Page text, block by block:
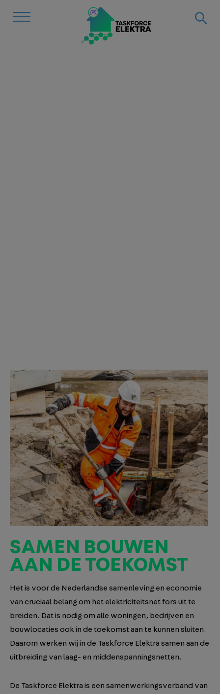
SAMEN BOUWEN
AAN DE TOEKOMST
Het is voor de Nederlandse samenleving en economie
van cruciaal belang om het elektriciteitsnet fors uit te
breiden. Dat is nodig om alle woningen, bedrijven en
bouwlocaties ook in de toekomst aan te kunnen sluiten.
Daarom werken wij in de Taskforce Elektra samen aan de
uitbreiding van laag- en middenspanningsnetten.
De Taskforce Elektra is een samenwerkingsverband van